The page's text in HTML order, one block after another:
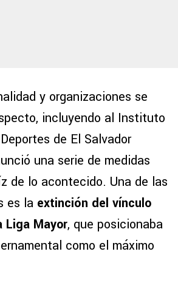
y organizaciones se
incluyendo al Instituto
de El Salvador
una serie de medidas
de lo acontecido. Una de las
es la extinción del vínculo
Liga Mayor, que posicionaba
como el máximo